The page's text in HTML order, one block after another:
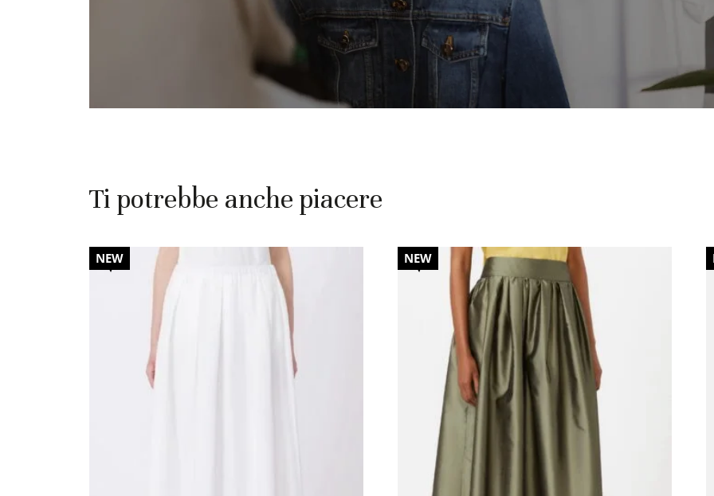
Ti potrebbe anche piacere
20%
NEW 30%
NEW